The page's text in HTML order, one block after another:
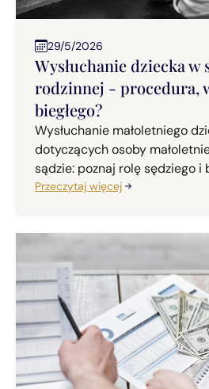
29/5/2026
Wysłuchanie dziecka w
rodzinnej - procedura,
biegłego?
Wysłuchanie małoletniego
dotyczących osoby
sądzie: poznaj rolę sędziego i
Praktyczne porady.
Przeczytaj więcej